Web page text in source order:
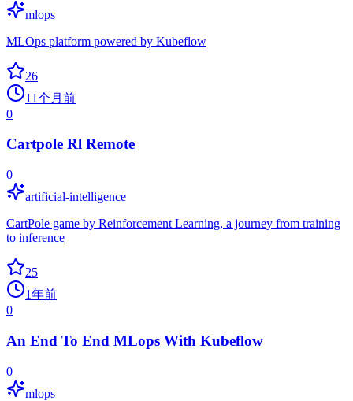
mlops
MLOps platform powered by Kubeflow
26
11个月前
0
Cartpole Rl Remote
0
artificial-intelligence
CartPole game by Reinforcement Learning, a journey from training
to inference
25
1年前
0
An End To End MLops With Kubeflow
0
mlops